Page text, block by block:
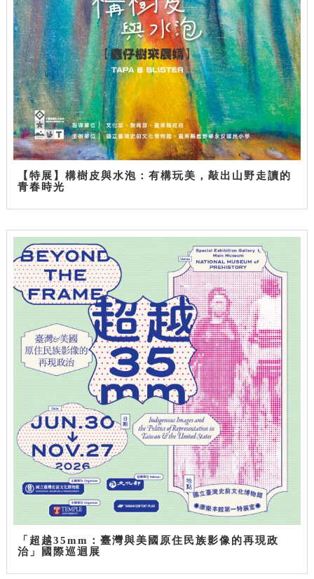
【特展】構樹皮與水泡：有構玩美，敲出山野走讀的
青春時光
「超越35mm：臺灣與美國原住民族影像的再現政
治」國際巡迴展